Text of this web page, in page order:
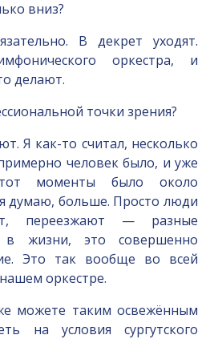
вниз?
В декрет уходят.
оркестра, и
делают.
точки зрения?
Я как-то считал, несколько
человек было, и уже
моменты было около
думаю, больше. Просто люди
переезжают — разные
в жизни, это совершенно
Это так вообще во всей
оркестре.
можете таким освежённым
на условия сургутского